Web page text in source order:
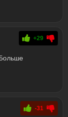
+29
-31